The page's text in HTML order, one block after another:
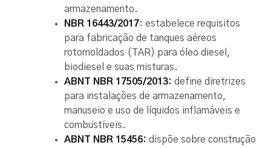
armazenamento.
NBR 16443/2017: estabelece requisitos
para fabricação de tanques aéreos
rotomoldados (TAR) para óleo diesel,
biodiesel e suas misturas.
ABNT NBR 17505/2013: define diretrizes
para instalações de armazenamento,
manuseio e uso de líquidos inflamáveis e
combustíveis.
ABNT NBR 15456: dispõe sobre construção